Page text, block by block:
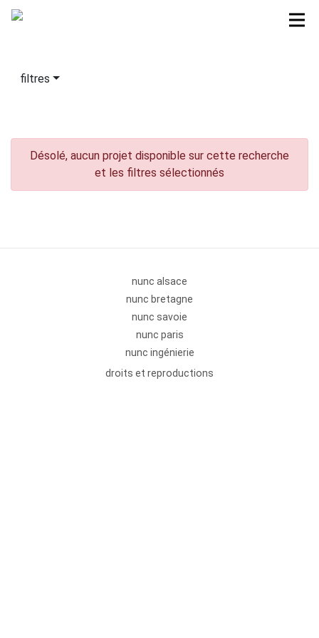
filtres
Désolé, aucun projet disponible sur cette recherche
et les filtres sélectionnés
nunc alsace
nunc bretagne
nunc savoie
nunc paris
nunc ingénierie
droits et reproductions